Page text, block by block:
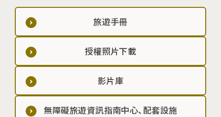
旅遊手冊
授權照片下載
影片庫
無障礙旅遊資訊指南中心、配套設施